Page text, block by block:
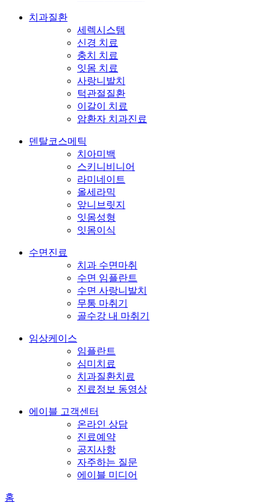
치과질환
세렉시스템
신경 치료
충치 치료
잇몸 치료
사랑니발치
턱관절질환
이갈이 치료
암환자 치과진료
덴탈코스메틱
치아미백
스키니비니어
라미네이트
올세라믹
앞니브릿지
잇몸성형
잇몸이식
수면진료
치과 수면마취
수면 임플란트
수면 사랑니발치
무통 마취기
골수강 내 마취기
임상케이스
임플란트
심미치료
치과질환치료
진료정보 동영상
에이블 고객센터
온라인 상담
진료예약
공지사항
자주하는 질문
에이블 미디어
홈